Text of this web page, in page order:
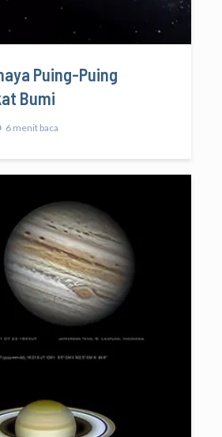
Puing-Puing
Bumi
6 menit baca